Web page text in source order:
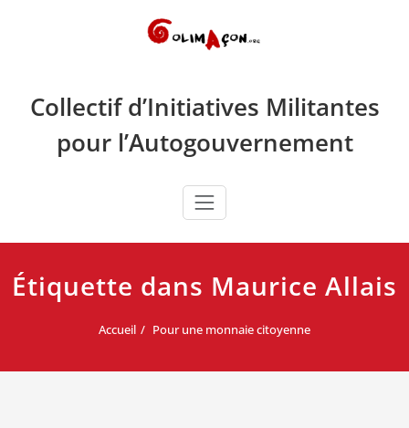
Collectif d’Initiatives Militantes
pour l’Autogouvernement
Étiquette dans Maurice Allais
Accueil Pour une monnaie citoyenne